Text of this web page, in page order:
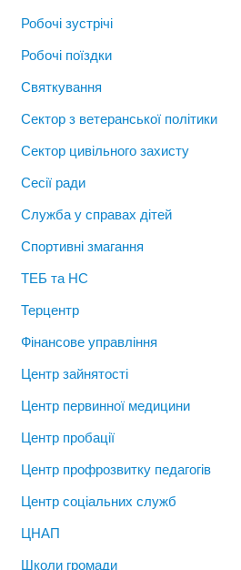
Робочі зустрічі
Робочі поїздки
Святкування
Сектор з ветеранської політики
Сектор цивільного захисту
Сесії ради
Служба у справах дітей
Спортивні змагання
ТЕБ та НС
Терцентр
Фінансове управління
Центр зайнятості
Центр первинної медицини
Центр пробації
Центр профрозвитку педагогів
Центр соціальних служб
ЦНАП
Школи громади